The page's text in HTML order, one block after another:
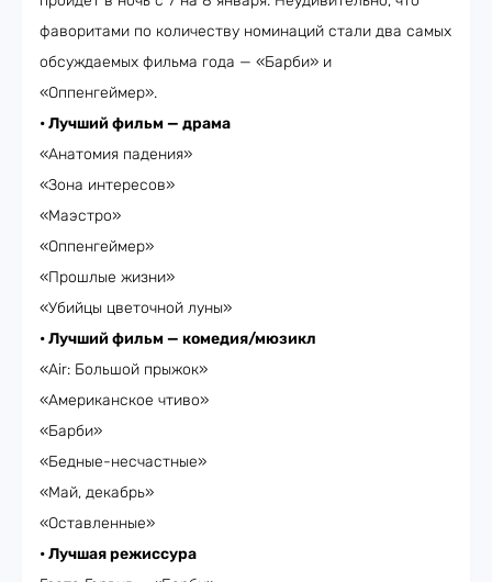
фаворитами по количеству номинаций стали два самых
обсуждаемых фильма года — «Барби» и
«Оппенгеймер».
• Лучший фильм — драма
«Анатомия падения»
«Зона интересов»
«Маэстро»
«Оппенгеймер»
«Прошлые жизни»
«Убийцы цветочной луны»
• Лучший фильм — комедия/мюзикл
«Air: Большой прыжок»
«Американское чтиво»
«Барби»
«Бедные-несчастные»
«Май, декабрь»
«Оставленные»
• Лучшая режиссура